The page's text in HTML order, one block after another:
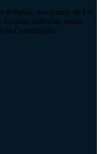
definida, nos termos da Lei
Estatuto Editorial, tendo
na Constituição.